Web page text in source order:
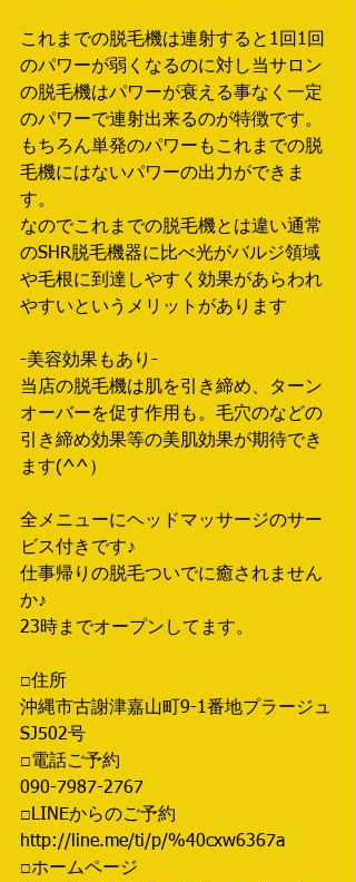
これまでの脱毛機は連射すると1回1回
のパワーが弱くなるのに対し当サロン
の脱毛機はパワーが衰える事なく一定
のパワーで連射出来るのが特徴です。
もちろん単発のパワーもこれまでの脱
毛機にはないパワーの出力ができま
す。
なのでこれまでの脱毛機とは違い通常
のSHR脱毛機器に比べ光がバルジ領域
や毛根に到達しやすく効果があらわれ
やすいというメリットがあります
-美容効果もあり-
当店の脱毛機は肌を引き締め、ターン
オーバーを促す作用も。毛穴のなどの
引き締め効果等の美肌効果が期待でき
ます(^^）
全メニューにヘッドマッサージのサー
ビス付きです♪
仕事帰りの脱毛ついでに癒されません
か♪
23時までオープンしてます。
□住所
沖縄市古謝津嘉山町9-1番地プラージュ
SJ502号
□電話ご予約
090-7987-2767
□LINEからのご予約
http://line.me/ti/p/%40cxw6367a
□ホームページ